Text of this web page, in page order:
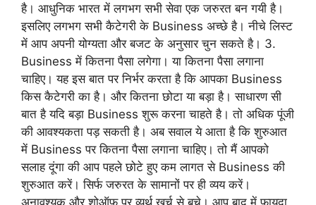
है। आधुनिक भारत में लगभग सभी सेवा एक जरुरत बन गयी है।
इसलिए लगभग सभी कैटेगरी के Business अच्छे है। नीचे लिस्ट
में आप अपनी योग्यता और बजट के अनुसार चुन सकते है। 3.
Business में कितना पैसा लगेगा। या कितना पैसा लगाना
चाहिए। यह इस बात पर निर्भर करता है कि आपका Business
किस कैटेगरी का है। और कितना छोटा या बड़ा है। साधारण सी
बात है यदि बड़ा Business शुरू करना चाहते है। तो अधिक पूंजी
की आवश्यकता पड़ सकती है। अब सवाल ये आता है कि शुरुआत
में Business पर कितना पैसा लगाना चाहिए। तो मैं आपको
सलाह दूंगा की आप पहले छोटे हुए कम लागत से Business की
शुरुआत करें। सिर्फ जरुरत के सामानों पर ही व्यय करें।